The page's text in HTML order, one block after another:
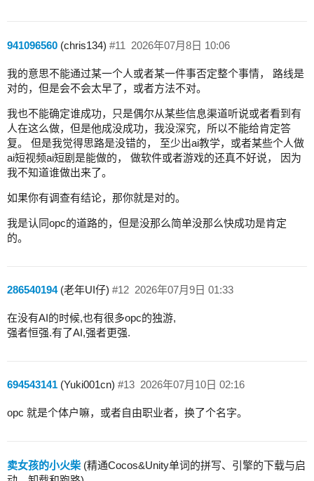
941096560 (chris134) 2026年07月8日 10:06
#11
我的意思不能通过某一个人或者某一件事否定整个事情， 路线是
对的，但是会不会太早了，或者方法不对。
我也不能确定谁成功，只是偶尔从某些信息渠道听说或者看到有
人在这么做，但是他成没成功，我没深究，所以不能给肯定答
复。 但是我觉得思路是没错的， 至少出ai教学，或者某些个人做
ai短视频ai短剧是能做的， 做软件或者游戏的还真不好说， 因为
我不知道谁做出来了。
如果你有调查有结论，那你就是对的。
我是认同opc的道路的，但是没那么简单没那么快成功是肯定
的。
286540194(老年UI仔) 2026年07月9日 01:33
#12
在没有AI的时候,也有很多opc的独游,
强者恒强.有了AI,强者更强.
694543141 (Yuki001cn) 2026年07月10日 02:16
#13
opc 就是个体户嘛，或者自由职业者，换了个名字。
卖女孩的小火柴 (精通Cocos&Unity单词的拼写、引擎的下载与启